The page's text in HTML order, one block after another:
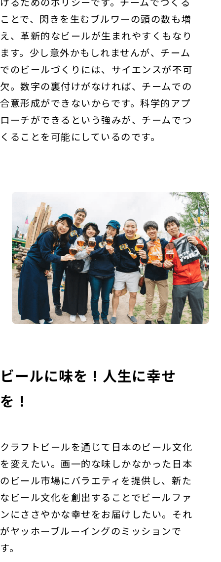
ことで、閃きを生むブルワーの頭の数も増
え、革新的なビールが生まれやすくもなり
ます。少し意外かもしれませんが、チーム
でのビールづくりには、サイエンスが不可
欠。数字の裏付けがなければ、チームでの
合意形成ができないからです。科学的アプ
ローチができるという強みが、チームでつ
くることを可能にしているのです。
ビールに味を！人生に幸せ
を！
クラフトビールを通じて日本のビール文化
を変えたい。画一的な味しかなかった日本
のビール市場にバラエティを提供し、新た
なビール文化を創出することでビールファ
ンにささやかな幸せをお届けしたい。それ
がヤッホーブルーイングのミッションで
す。